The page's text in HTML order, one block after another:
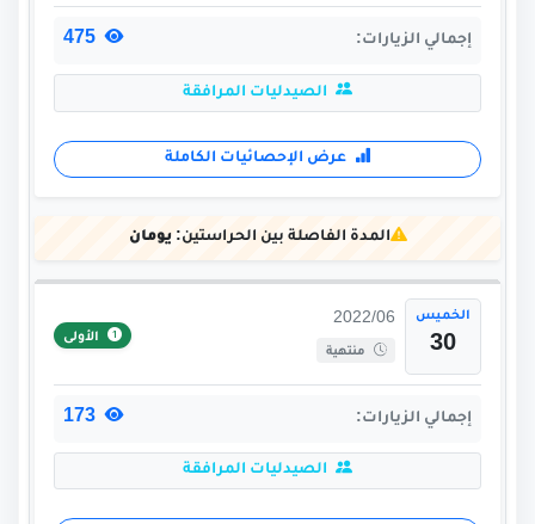
إجمالي الزيارات:
الصيدليات المرافقة
عرض الإحصائيات الكاملة
المدة الفاصلة بين الحراستين:يومان
الخميس
30
2022/06
منتهية
الأولى
إجمالي الزيارات:
الصيدليات المرافقة